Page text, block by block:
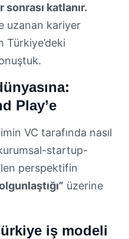
katlanır.
uzanan kariyer
Türkiye’deki
Play’e
VC tarafında nasıl
startup-
perspektifin
üzerine
iş modeli